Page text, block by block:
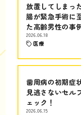
放置してしまっ
腸が緊急手術に
た高齢男性の事
2026.06.18
医療
歯周病の初期症
見逃さないセル
ェック！
2026.06.15